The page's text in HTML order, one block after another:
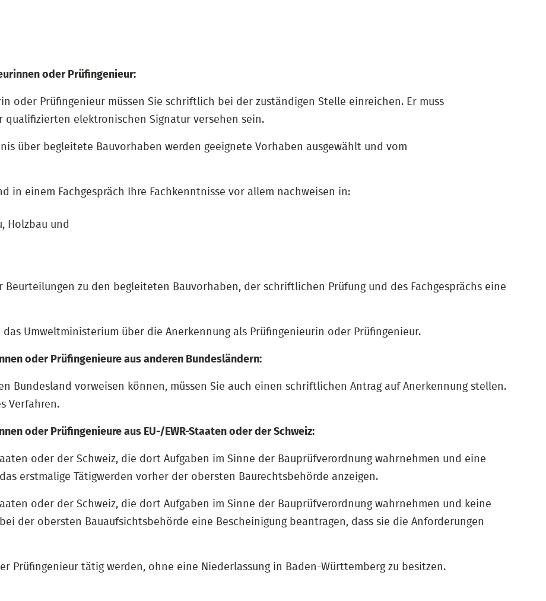
oder Prüfingenieur:
oder Prüfingenieur müssen Sie schriftlich bei der zuständigen Stelle einreichen. Er muss
elektronischen Signatur versehen sein.
über begleitete Bauvorhaben werden geeignete Vorhaben ausgewählt und vom
in einem Fachgespräch Ihre Fachkenntnisse vor allem nachweisen in:
Holzbau und
Beurteilungen zu den begleiteten Bauvorhaben, der schriftlichen Prüfung und des Fachgesprächs eine
Umweltministerium über die Anerkennung als Prüfingenieurin oder Prüfingenieur.
oder Prüfingenieure aus anderen Bundesländern:
Bundesland vorweisen können, müssen Sie auch einen schriftlichen Antrag auf Anerkennung stellen.
Verfahren.
oder Prüfingenieure aus EU-/EWR-Staaten oder der Schweiz:
oder der Schweiz, die dort Aufgaben im Sinne der Bauprüfverordnung wahrnehmen und eine
erstmalige Tätigwerden vorher der obersten Baurechtsbehörde anzeigen.
oder der Schweiz, die dort Aufgaben im Sinne der Bauprüfverordnung wahrnehmen und keine
der obersten Bauaufsichtsbehörde eine Bescheinigung beantragen, dass sie die Anforderungen
Prüfingenieur tätig werden, ohne eine Niederlassung in Baden-Württemberg zu besitzen.